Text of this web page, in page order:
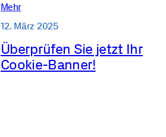
Mehr
12. März 2025
Überprüfen Sie jetzt Ihr
Cookie-Banner!